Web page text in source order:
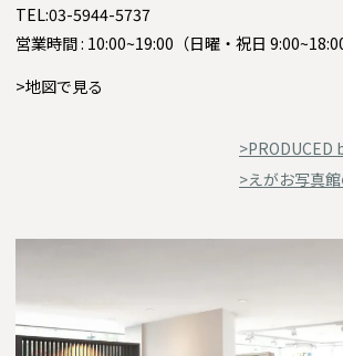
TEL:03-5944-5737
営業時間 : 10:00~19:00（日曜・祝日
>地図で見る
>PRODUCED
>えがお写真